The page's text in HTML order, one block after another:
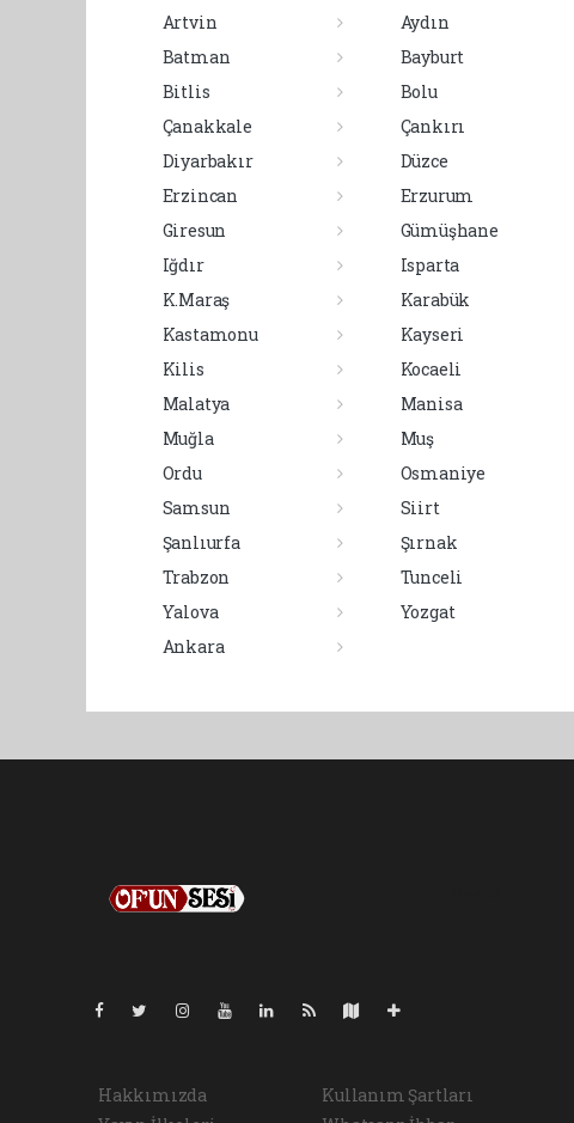
Artvin
Aydın
Batman
Bayburt
Bitlis
Bolu
Çanakkale
Çankırı
Diyarbakır
Düzce
Erzincan
Erzurum
Giresun
Gümüşhane
Iğdır
Isparta
K.Maraş
Karabük
Kastamonu
Kayseri
Kilis
Kocaeli
Malatya
Manisa
Muğla
Muş
Ordu
Osmaniye
Samsun
Siirt
Şanlıurfa
Şırnak
Trabzon
Tunceli
Yalova
Yozgat
Ankara
Hakkımızda
Kullanım Şartları